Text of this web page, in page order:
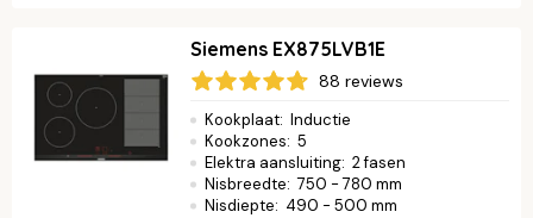
Siemens EX875LVB1E
88 reviews
Kookplaat: Inductie
Kookzones: 5
Elektra aansluiting: 2 fasen
Nisbreedte: 750 - 780 mm
Nisdiepte: 490 - 500 mm